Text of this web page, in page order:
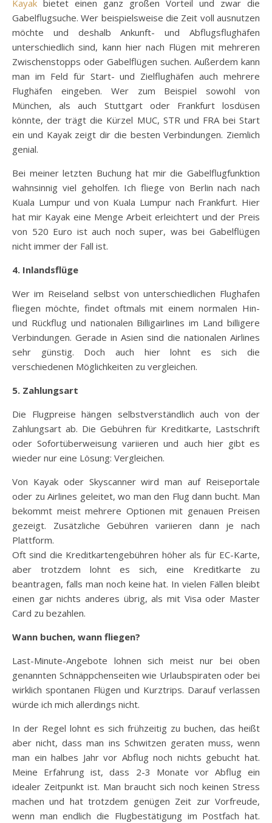
Kayak bietet einen ganz großen Vorteil und zwar die
Gabelflugsuche. Wer beispielsweise die Zeit voll ausnutzen
möchte und deshalb Ankunft- und Abflugsflughäfen
unterschiedlich sind, kann hier nach Flügen mit mehreren
Zwischenstopps oder Gabelflügen suchen. Außerdem kann
man im Feld für Start- und Zielflughäfen auch mehrere
Flughäfen eingeben. Wer zum Beispiel sowohl von
München, als auch Stuttgart oder Frankfurt losdüsen
könnte, der trägt die Kürzel MUC, STR und FRA bei Start
ein und Kayak zeigt dir die besten Verbindungen. Ziemlich
genial.
Bei meiner letzten Buchung hat mir die Gabelflugfunktion
wahnsinnig viel geholfen. Ich fliege von Berlin nach nach
Kuala Lumpur und von Kuala Lumpur nach Frankfurt. Hier
hat mir Kayak eine Menge Arbeit erleichtert und der Preis
von 520 Euro ist auch noch super, was bei Gabelflügen
nicht immer der Fall ist.
4. Inlandsflüge
Wer im Reiseland selbst von unterschiedlichen Flughafen
fliegen möchte, findet oftmals mit einem normalen Hin-
und Rückflug und nationalen Billigairlines im Land billigere
Verbindungen. Gerade in Asien sind die nationalen Airlines
sehr günstig. Doch auch hier lohnt es sich die
verschiedenen Möglichkeiten zu vergleichen.
5. Zahlungsart
Die Flugpreise hängen selbstverständlich auch von der
Zahlungsart ab. Die Gebühren für Kreditkarte, Lastschrift
oder Sofortüberweisung variieren und auch hier gibt es
wieder nur eine Lösung: Vergleichen.
Von Kayak oder Skyscanner wird man auf Reiseportale
oder zu Airlines geleitet, wo man den Flug dann bucht. Man
bekommt meist mehrere Optionen mit genauen Preisen
gezeigt. Zusätzliche Gebühren variieren dann je nach
Plattform.
Oft sind die Kreditkartengebühren höher als für EC-Karte,
aber trotzdem lohnt es sich, eine Kreditkarte zu
beantragen, falls man noch keine hat. In vielen Fällen bleibt
einen gar nichts anderes übrig, als mit Visa oder Master
Card zu bezahlen.
Wann buchen, wann fliegen?
Last-Minute-Angebote lohnen sich meist nur bei oben
genannten Schnäppchenseiten wie Urlaubspiraten oder bei
wirklich spontanen Flügen und Kurztrips. Darauf verlassen
würde ich mich allerdings nicht.
In der Regel lohnt es sich frühzeitig zu buchen, das heißt
aber nicht, dass man ins Schwitzen geraten muss, wenn
man ein halbes Jahr vor Abflug noch nichts gebucht hat.
Meine Erfahrung ist, dass 2-3 Monate vor Abflug ein
idealer Zeitpunkt ist. Man braucht sich noch keinen Stress
machen und hat trotzdem genügen Zeit zur Vorfreude,
wenn man endlich die Flugbestätigung im Postfach hat.